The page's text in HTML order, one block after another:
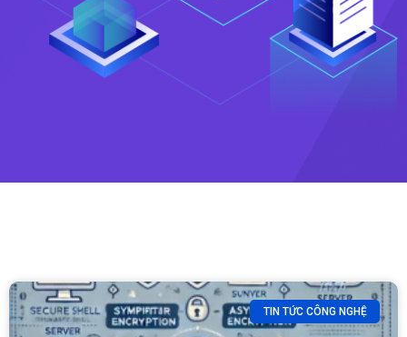
TIN TỨC CÔNG NGHỆ